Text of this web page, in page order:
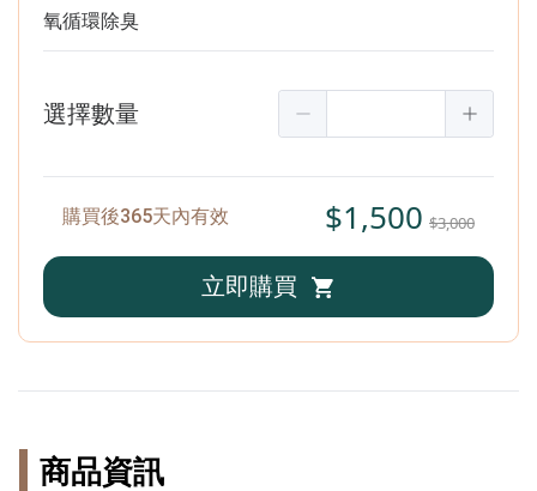
氧循環除臭
選擇數量
購買後365天內有效 $1,500 $3,000
立即購買
商品資訊